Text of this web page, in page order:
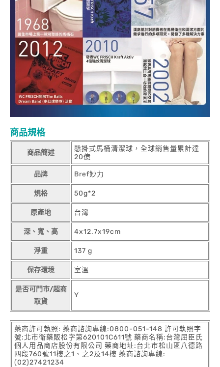
商品規格
商品簡述
懸掛式馬桶清潔球，全球銷售量累計達
20億
品牌 Bref妙力
規格 50g*2
原產地 台灣
深、寬、高 4x12.7x19cm
淨重 137 g
保存環境 室溫
是否可門市/超商
取貨
Y
藥商許可執照: 藥商諮詢專線:0800-051-148 許可執照字
號:北市衛藥販松字第620101C611號 藥商名稱:台灣屈臣氏
個人用品商店股份有限公司 藥商地址:台北市松山區八德路
四段760號11樓之1、之2及14樓 藥商諮詢專線:
(02)27421234